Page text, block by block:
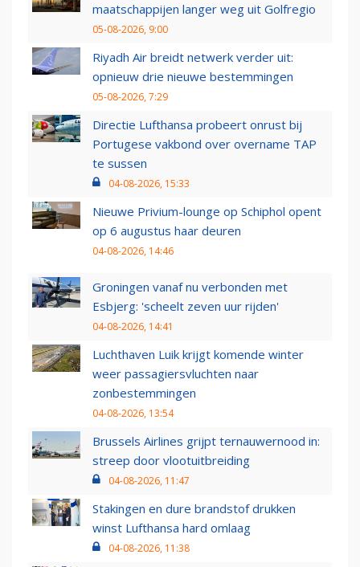
maatschappijen langer weg uit Golfregio
05-08-2026, 9:00
Riyadh Air breidt netwerk verder uit:
opnieuw drie nieuwe bestemmingen
05-08-2026, 7:29
Directie Lufthansa probeert onrust bij
Portugese vakbond over overname TAP
te sussen
04-08-2026, 15:33
Nieuwe Privium-lounge op Schiphol opent
op 6 augustus haar deuren
04-08-2026, 14:46
Groningen vanaf nu verbonden met
Esbjerg: 'scheelt zeven uur rijden'
04-08-2026, 14:41
Luchthaven Luik krijgt komende winter
weer passagiersvluchten naar
zonbestemmingen
04-08-2026, 13:54
Brussels Airlines grijpt ternauwernood in:
streep door vlootuitbreiding
04-08-2026, 11:47
Stakingen en dure brandstof drukken
winst Lufthansa hard omlaag
04-08-2026, 11:38